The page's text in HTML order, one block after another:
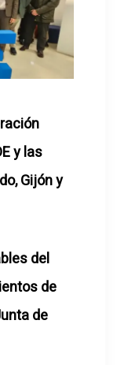
y las
Gijón y
del
de
de